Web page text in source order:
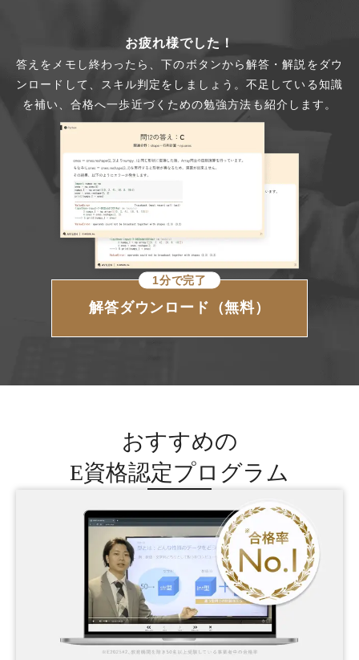
お疲れ様でした！
答えをメモし終わったら、下のボタンから解答・解説をダウ
ンロードして、スキル判定をしましょう。不足している知識
を補い、合格へ一歩近づくための勉強方法も紹介します。
1分で完了
解答ダウンロード（無料）
おすすめの
E資格認定プログラム